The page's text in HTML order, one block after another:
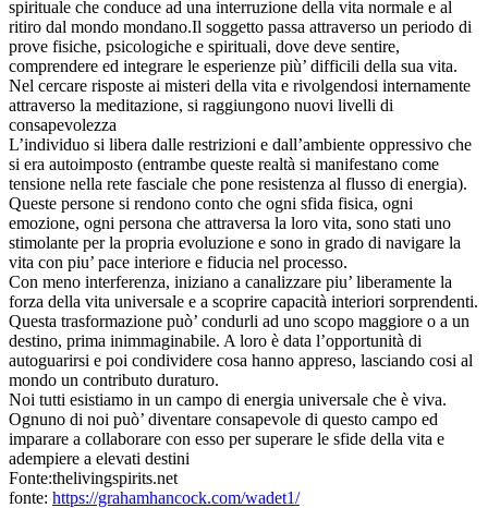
spirituale che conduce ad una interruzione della vita normale e al
ritiro dal mondo mondano.Il soggetto passa attraverso un periodo di
prove fisiche, psicologiche e spirituali, dove deve sentire,
comprendere ed integrare le esperienze più’ difficili della sua vita.
Nel cercare risposte ai misteri della vita e rivolgendosi internamente
attraverso la meditazione, si raggiungono nuovi livelli di
consapevolezza
L’individuo si libera dalle restrizioni e dall’ambiente oppressivo che
si era autoimposto (entrambe queste realtà si manifestano come
tensione nella rete fasciale che pone resistenza al flusso di energia).
Queste persone si rendono conto che ogni sfida fisica, ogni
emozione, ogni persona che attraversa la loro vita, sono stati uno
stimolante per la propria evoluzione e sono in grado di navigare la
vita con piu’ pace interiore e fiducia nel processo.
Con meno interferenza, iniziano a canalizzare piu’ liberamente la
forza della vita universale e a scoprire capacità interiori sorprendenti.
Questa trasformazione può’ condurli ad uno scopo maggiore o a un
destino, prima inimmaginabile. A loro è data l’opportunità di
autoguarirsi e poi condividere cosa hanno appreso, lasciando cosi al
mondo un contributo duraturo.
Noi tutti esistiamo in un campo di energia universale che è viva.
Ognuno di noi può’ diventare consapevole di questo campo ed
imparare a collaborare con esso per superare le sfide della vita e
adempiere a elevati destini
Fonte:thelivingspirits.net
fonte: https://grahamhancock.com/wadet1/